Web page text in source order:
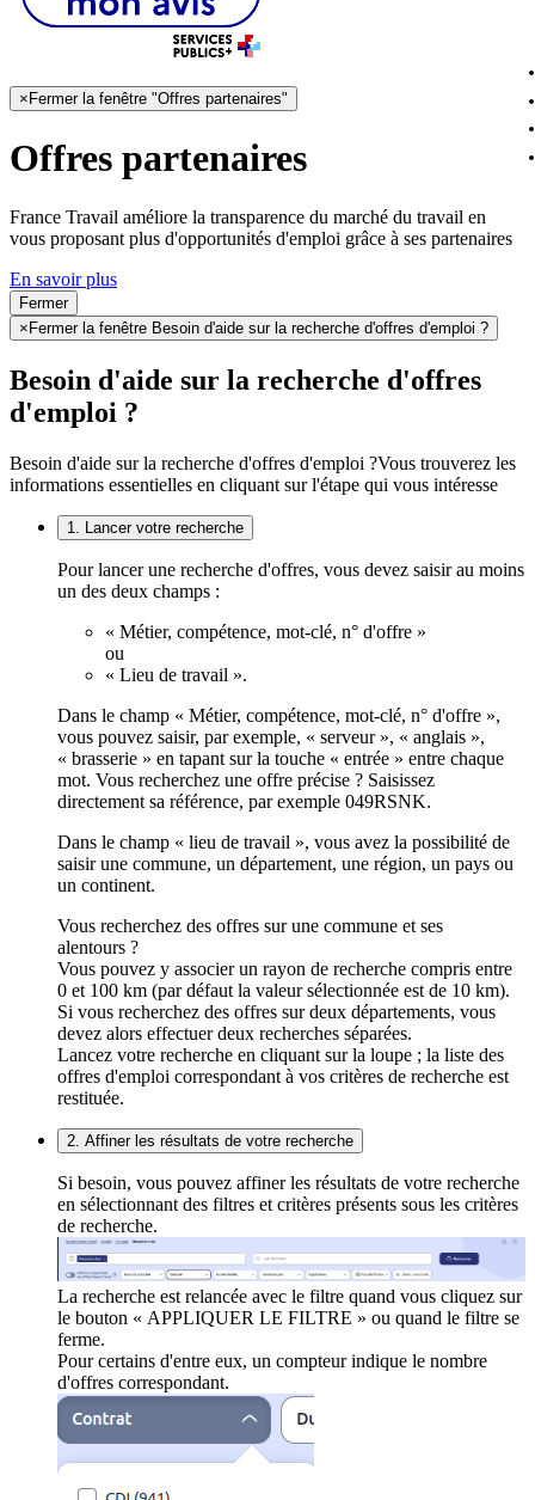
× Fermer la fenêtre "Offres partenaires"
Offres partenaires
France Travail améliore la transparence du marché du travail en
vous proposant plus d'opportunités d'emploi grâce à ses partenaires
En savoir plus
Fermer
× Fermer la fenêtre Besoin d'aide sur la recherche d'offres d'emploi ?
Besoin d'aide sur la recherche d'offres
d'emploi ?
Besoin d'aide sur la recherche d'offres d'emploi ?Vous trouverez les
informations essentielles en cliquant sur l'étape qui vous intéresse
1. Lancer votre recherche
Pour lancer une recherche d'offres, vous devez saisir au moins
un des deux champs :
« Métier, compétence, mot-clé, n° d'offre »
ou
« Lieu de travail ».
Dans le champ « Métier, compétence, mot-clé, n° d'offre »,
vous pouvez saisir, par exemple, « serveur », « anglais »,
« brasserie » en tapant sur la touche « entrée » entre chaque
mot. Vous recherchez une offre précise ? Saisissez
directement sa référence, par exemple 049RSNK.
Dans le champ « lieu de travail », vous avez la possibilité de
saisir une commune, un département, une région, un pays ou
un continent.
Vous recherchez des offres sur une commune et ses
alentours ?
Vous pouvez y associer un rayon de recherche compris entre
0 et 100 km (par défaut la valeur sélectionnée est de 10 km).
Si vous recherchez des offres sur deux départements, vous
devez alors effectuer deux recherches séparées.
Lancez votre recherche en cliquant sur la loupe ; la liste des
offres d'emploi correspondant à vos critères de recherche est
restituée.
2. Affiner les résultats de votre recherche
Si besoin, vous pouvez affiner les résultats de votre recherche
en sélectionnant des filtres et critères présents sous les critères
de recherche.
La recherche est relancée avec le filtre quand vous cliquez sur
le bouton « APPLIQUER LE FILTRE » ou quand le filtre se
ferme.
Pour certains d'entre eux, un compteur indique le nombre
d'offres correspondant.